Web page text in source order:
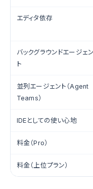
エディタ依存
バックグラウンドエージェン
ト
並列エージェント（Agent
Teams）
IDEとしての使い心地
料金（Pro）
料金（上位プラン）